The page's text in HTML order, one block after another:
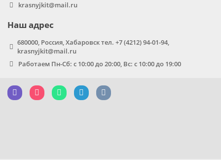
krasnyjkit@mail.ru
Наш адрес
680000, Россия, Хабаровск тел. +7 (4212) 94-01-94,
krasnyjkit@mail.ru
Работаем Пн-Сб: с 10:00 до 20:00, Вс: с 10:00 до 19:00